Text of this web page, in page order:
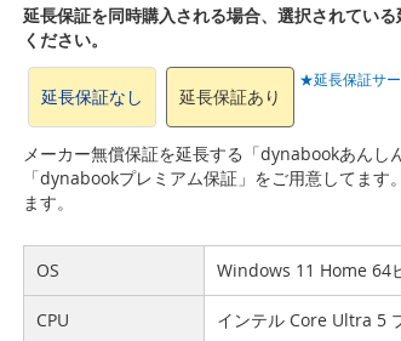
延長保証を同時購入される場合、選択されてい
ください。
延長保証なし 延長保証あり
★延長保証サ
メーカー無償保証を延長する「dynabookあんし
「dynabookプレミアム保証」をご用意してま
ます。
OS Windows 11 Home 64
CPU インテル Core Ultra 5